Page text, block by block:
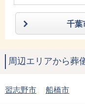
千葉
周辺エリアから葬
習志野市 船橋市